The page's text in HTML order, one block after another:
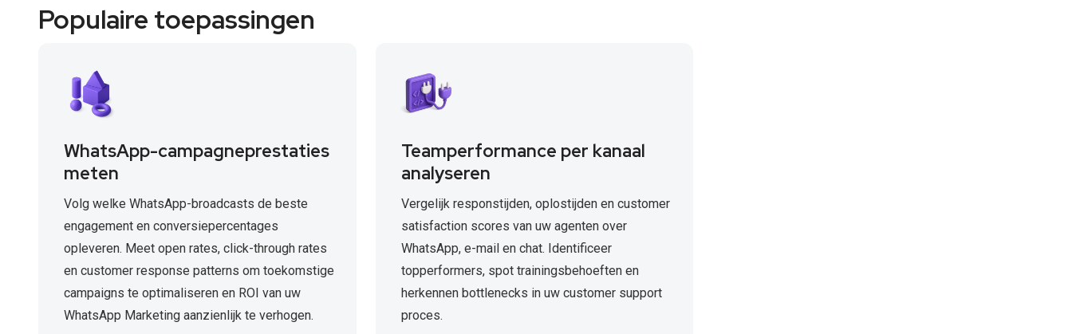
Populaire toepassingen
WhatsApp-campagneprestaties
meten
Volg welke WhatsApp-broadcasts de beste
engagement en conversiepercentages
opleveren. Meet open rates, click-through rates
en customer response patterns om toekomstige
campaigns te optimaliseren en ROI van uw
WhatsApp Marketing aanzienlijk te verhogen.
Teamperformance per kanaal
analyseren
Vergelijk responstijden, oplostijden en customer
satisfaction scores van uw agenten over
WhatsApp, e-mail en chat. Identificeer
topperformers, spot trainingsbehoeften en
herkennen bottlenecks in uw customer support
proces.